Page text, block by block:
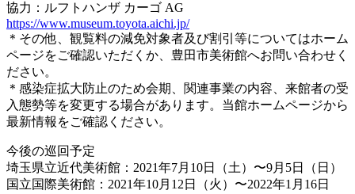
協力：ルフトハンザ カーゴ AG
https://www.museum.toyota.aichi.jp/
＊その他、観覧料の減免対象者及び割引等についてはホーム
ページをご確認いただくか、豊田市美術館へお問い合わせく
ださい。
＊感染症拡大防止のため会期、関連事業の内容、来館者の受
入態勢等を変更する場合があります。当館ホームページから
最新情報をご確認ください。
今後の巡回予定
埼玉県立近代美術館：2021年7月10日（土）〜9月5日（日）
国立国際美術館：2021年10月12日（火）〜2022年1月16日